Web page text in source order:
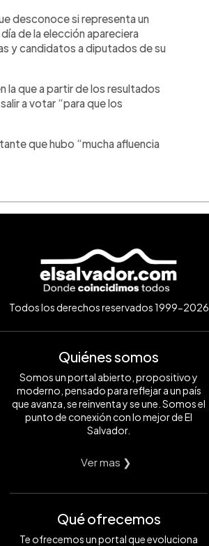
desconoce si representa un
de la elección apareciera
y candidatos a diputados de su
la que a partir de los resultados
a votar “para que los
que hubo “mucha afluencia
Todos los derechos reservados 1999-2026
Quiénes somos
Somos un portal abierto, propositivo y
moderno, pensado para reflejar a un país
que avanza, se reinventa y se une. Somos el
punto de conexión con lo mejor de El
Salvador.
Ver mas ❯
Qué ofrecemos
Te ofrecemos un portal que evoluciona